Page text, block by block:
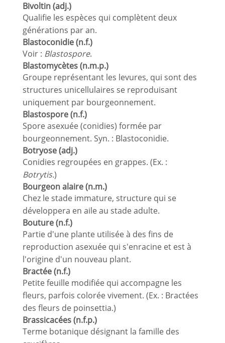
Bivoltin (adj.)
Qualifie les espèces qui complètent deux
générations par an.
Blastoconidie (n.f.)
Voir : Blastospore.
Blastomycètes (n.m.p.)
Groupe représentant les levures, qui sont des
structures unicellulaires se reproduisant
uniquement par bourgeonnement.
Blastospore (n.f.)
Spore asexuée (conidies) formée par
bourgeonnement. Syn. : Blastoconidie.
Botryose (adj.)
Conidies regroupées en grappes. (Ex. :
Botrytis.)
Bourgeon alaire (n.m.)
Chez le stade immature, structure qui se
développera en aile au stade adulte.
Bouture (n.f.)
Partie d'une plante utilisée à des fins de
reproduction asexuée qui s'enracine et est à
l'origine d'un nouveau plant.
Bractée (n.f.)
Petite feuille modifiée qui accompagne les
fleurs, parfois colorée vivement. (Ex. : Bractées
des fleurs de poinsettia.)
Brassicacées (n.f.p.)
Terme botanique désignant la famille des